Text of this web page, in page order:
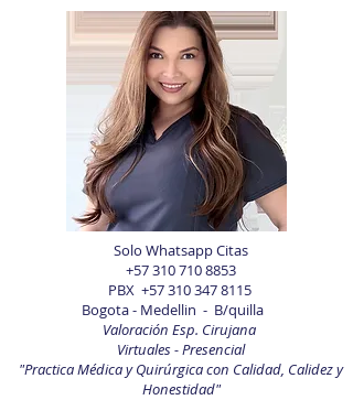
Solo Whatsapp Citas
+57 310 710 8853
PBX +57 310 347 8115
Bogota - Medellin - B/quilla
Valoración Esp. Cirujana
Virtuales - Presencial
"Practica Médica y Quirúrgica con Calidad, Calidez y
Honestidad"